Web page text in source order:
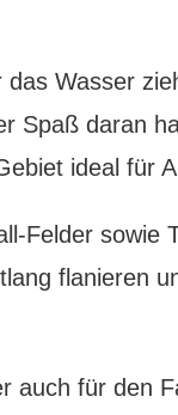
Wasser
Spaß daran
ideal für
Felder sowie
flanieren
auch für den